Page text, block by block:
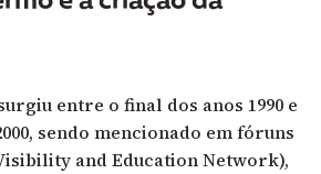
entre o final dos anos 1990 e
sendo mencionado em fóruns
and Education Network),